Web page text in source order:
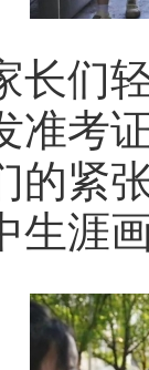
们轻
准考
的紧
生涯